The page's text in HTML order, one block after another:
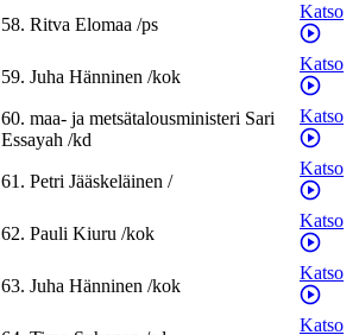
58. Ritva Elomaa /ps
Katso
59. Juha Hänninen /kok
Katso
60. maa- ja metsätalousministeri Sari
Essayah /kd
Katso
61. Petri Jääskeläinen /
Katso
62. Pauli Kiuru /kok
Katso
63. Juha Hänninen /kok
Katso
Katso